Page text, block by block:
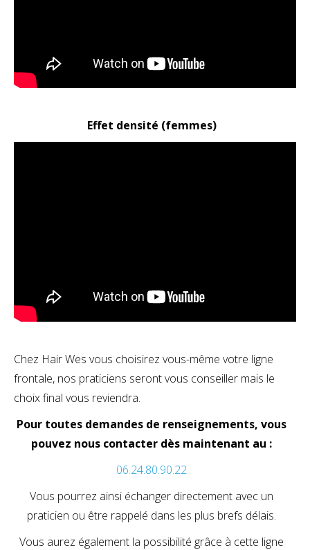
Effet densité (femmes)
Chez Hair Wes vous choisirez vous-même votre ligne
frontale, nos praticiens seront vous conseiller mais le
choix final vous reviendra.
Pour toutes demandes de renseignements, vous
pouvez nous contacter dès maintenant au :
06.24.80.90.22
Vous pourrez ainsi échanger directement avec un
praticien ou être rappelé dans les plus brefs délais.
Vous aurez également la possibilité grâce à cette ligne